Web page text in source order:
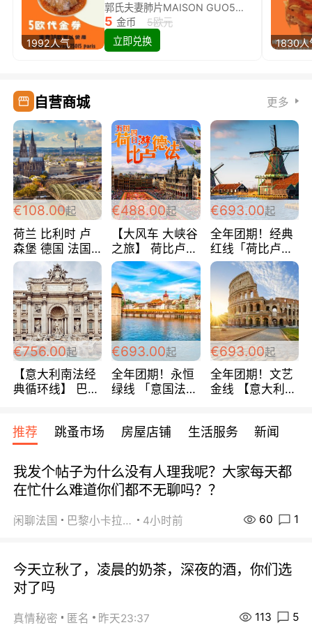
1992人气
郭氏夫妻肺片MAISON GUO5欧代金券限量兑换啦！
5 金币
5欧元
立即兑换
1830人
自营商城 更多
€108.00起
荷兰 比利时 卢
森堡 德国 法国
超爽玩遍西欧 循
环线 全程四星宾
馆 108欧/人/天
€488.00起
【大风车 大峡谷
之旅】 荷比卢德
法 巴黎上下 经
典五国四日游
488欧/人
€693.00起
全年团期！经典
红线「荷比卢德
法」七天循环 五
国 仅售99欧/人/
天！巴黎上下！
包拼房~
€756.00起
【意大利南法经
典循环线】 巴黎
宾馆 108欧/天起
全程756欧/位
€693.00起
全年团期！永恒
绿线 「意国法
欧/天起 ~包拼房
€693.00起
全年团期！文艺
金线 【意大利一
每周铁发！
推荐 跳蚤市场 房屋店铺 生活服务 新闻
我发个帖子为什么没有人理我呢？大家每天都
在忙什么难道你们都不无聊吗？？
闲聊法国 巴黎小卡拉咪 4小时前 60 1
今天立秋了，凌晨的奶茶，深夜的酒，你们选
对了吗
真情秘密 匿名 昨天23:37 113 5